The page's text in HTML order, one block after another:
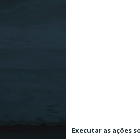
Executar as ações